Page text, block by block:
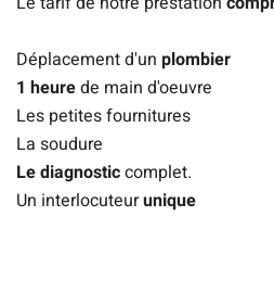
Déplacement d'un plombier
1 heurede main d'oeuvre
Les petites fournitures
La soudure
Le diagnosticcomplet.
Un interlocuteurunique